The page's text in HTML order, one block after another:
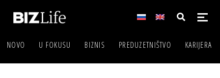
NOVO U FOKUSU BIZNIS PREDUZETNIŠTVO KARIJERA